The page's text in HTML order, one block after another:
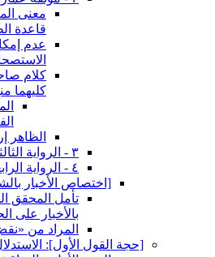
معنى
قاعدة
عدم إمكان
كلام
كليهما
الظاهر
٣ - الرواية الثالثة:
٤ - الرواية الرابعة:
[اختصاص الأخبار
تأمل المحقق
بالأخبار على
المراد من «نقض
[حجة القول الأول‏]: